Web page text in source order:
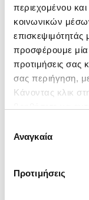
περιεχομένου
κοινωνικών
επισκεψιμότητάς
προσφέρουμε μία
προτιμήσεις σας
σας περιήγηση,
Κάνοντας κλικ
ενδιαφέρουν και
συγκατάθεσης
Αναγκαία
Προτιμήσεις